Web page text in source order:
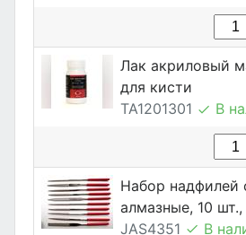
Лак акриловый
для кисти
TA1201301
В
Набор надфилей
алмазные, 10 шт.,
JAS4351
В